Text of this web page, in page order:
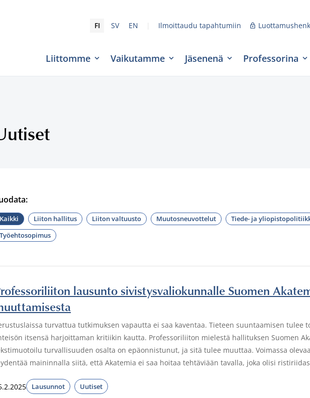
FI SV EN Ilmoittaudu tapahtumiin
Liittomme Vaikutamme Jäsenenä Professorina
Kaikki Liiton hallitus Liiton valtuusto Muutosneuvottelut Tiede- ja
Työehtosopimus
lausunto sivistysvaliokunnalle Suomen
turvattua tutkimuksen vapautta ei saa kaventaa. Tieteen suuntaamisen tulee
itsensä harjoittaman kritiikin kautta. Professoriliiton mielestä hallituksen Suomen
turvallisuuden osalta on epäonnistunut, ja sitä tulee muuttaa. Voimassa
maininnalla siitä, että Akatemia ei saa hoitaa tehtäviään tavalla, joka olisi
Lausunnot Uutiset